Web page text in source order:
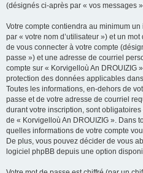
(désignés ci-après par « vos messages
Votre compte contiendra au minimum
par « votre nom d’utilisateur ») et un
de vous connecter à votre compte
passe ») et une adresse de courriel
compte sur « Korvigelloù An DROUIZIG
protection des données applicables
Toutes les informations, en-dehors de
passe et de votre adresse de courriel
durant votre inscription, sont
de « Korvigelloù An DROUIZIG ». Dans
quelles informations de votre compte
De plus, vous pouvez décider de vous
logiciel phpBB depuis une option